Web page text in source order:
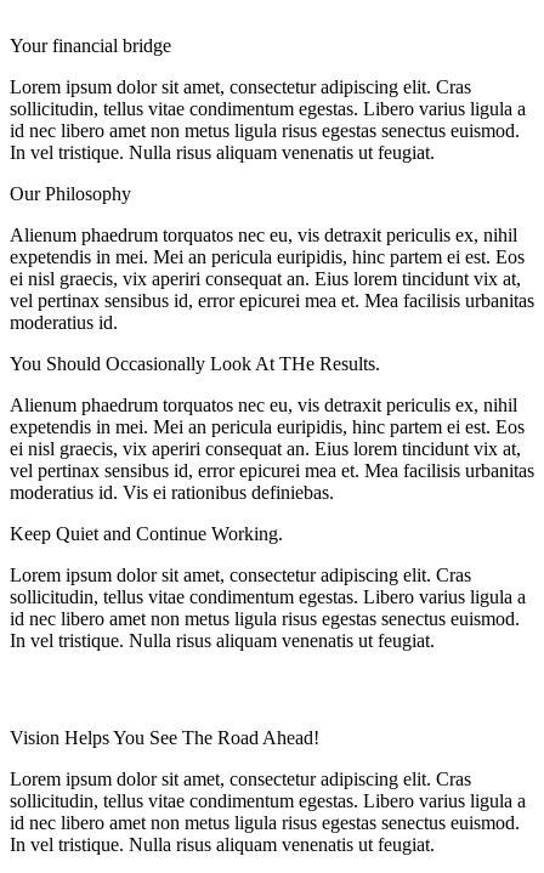
Your financial bridge
Lorem ipsum dolor sit amet, consectetur adipiscing elit. Cras
sollicitudin, tellus vitae condimentum egestas. Libero varius ligula a
id nec libero amet non metus ligula risus egestas senectus euismod.
In vel tristique. Nulla risus aliquam venenatis ut feugiat.
Our Philosophy
Alienum phaedrum torquatos nec eu, vis detraxit periculis ex, nihil
expetendis in mei. Mei an pericula euripidis, hinc partem ei est. Eos
ei nisl graecis, vix aperiri consequat an. Eius lorem tincidunt vix at,
vel pertinax sensibus id, error epicurei mea et. Mea facilisis urbanitas
moderatius id.
You Should Occasionally Look At THe Results.
Alienum phaedrum torquatos nec eu, vis detraxit periculis ex, nihil
expetendis in mei. Mei an pericula euripidis, hinc partem ei est. Eos
ei nisl graecis, vix aperiri consequat an. Eius lorem tincidunt vix at,
vel pertinax sensibus id, error epicurei mea et. Mea facilisis urbanitas
moderatius id. Vis ei rationibus definiebas.
Keep Quiet and Continue Working.
Lorem ipsum dolor sit amet, consectetur adipiscing elit. Cras
sollicitudin, tellus vitae condimentum egestas. Libero varius ligula a
id nec libero amet non metus ligula risus egestas senectus euismod.
In vel tristique. Nulla risus aliquam venenatis ut feugiat.
Vision Helps You See The Road Ahead!
Lorem ipsum dolor sit amet, consectetur adipiscing elit. Cras
sollicitudin, tellus vitae condimentum egestas. Libero varius ligula a
id nec libero amet non metus ligula risus egestas senectus euismod.
In vel tristique. Nulla risus aliquam venenatis ut feugiat.